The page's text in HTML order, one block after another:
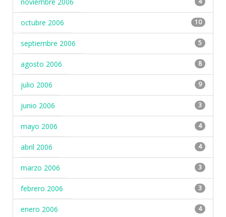
octubre 2006 10
septiembre 2006 5
agosto 2006 8
julio 2006 9
junio 2006 3
mayo 2006 4
abril 2006 4
marzo 2006 3
febrero 2006 3
enero 2006 4